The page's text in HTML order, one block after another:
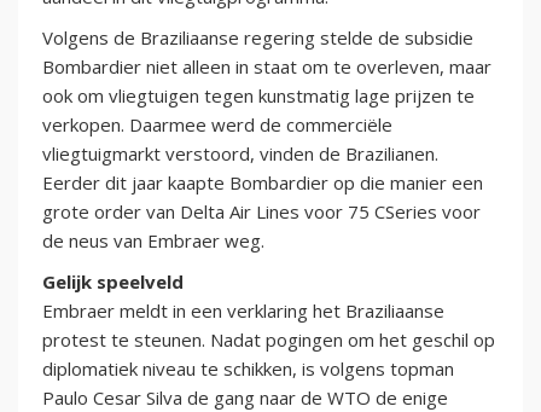
Volgens de Braziliaanse regering stelde de subsidie
Bombardier niet alleen in staat om te overleven, maar
ook om vliegtuigen tegen kunstmatig lage prijzen te
verkopen. Daarmee werd de commerciële
vliegtuigmarkt verstoord, vinden de Brazilianen.
Eerder dit jaar kaapte Bombardier op die manier een
grote order van Delta Air Lines voor 75 CSeries voor
de neus van Embraer weg.
Gelijk speelveld
Embraer meldt in een verklaring het Braziliaanse
protest te steunen. Nadat pogingen om het geschil op
diplomatiek niveau te schikken, is volgens topman
Paulo Cesar Silva de gang naar de WTO de enige